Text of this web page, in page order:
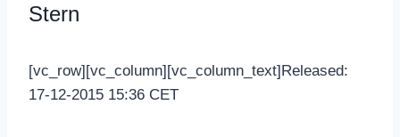
Stern
[vc_row][vc_column][vc_column_text]Released:
17-12-2015 15:36 CET